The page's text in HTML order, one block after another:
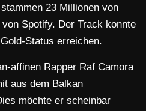
23 Millionen von
Spotify. Der Track konnte
Gold-Status erreichen.
affinen Rapper Raf Camora
aus dem Balkan
möchte er scheinbar